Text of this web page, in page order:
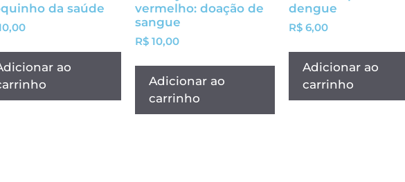
da saúde
ao
vermelho: doação de
sangue
R$10,00
Adicionar ao
carrinho
dengue
R$ 6,00
Adicionar ao
carrinho